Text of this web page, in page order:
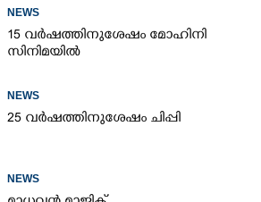
NEWS
15 വർഷത്തിനുശേഷം മോഹിനി
സിനിമയിൽ
NEWS
25 വർഷത്തിനുശേഷം ചിപ്പി
NEWS